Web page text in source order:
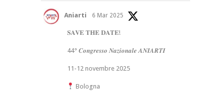
Aniarti 6 Mar 2025
𝐒𝐀𝐕𝐄 𝐓𝐇𝐄 𝐃𝐀𝐓𝐄!
44° 𝑪𝒐𝒏𝒈𝒓𝒆𝒔𝒔𝒐 𝑵𝒂𝒛𝒊𝒐𝒏𝒂𝒍𝒆 𝑨𝑵𝑰𝑨𝑹𝑻𝑰
11-12 novembre 2025
Bologna